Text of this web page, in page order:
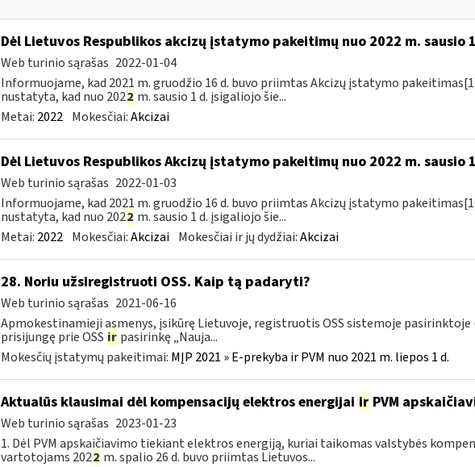
Dėl Lietuvos Respublikos akcizų įstatymo pakeitimų nuo 2022 m. sausio
Web turinio sąrašas 2022-01-04
Informuojame, kad 2021 m. gruodžio 16 d. buvo priimtas Akcizų įstatymo
nustatyta, kad nuo 2022 m. sausio 1 d. įsigaliojo šie...
Metai: 2022 Mokesčiai:Akcizai
Dėl Lietuvos Respublikos Akcizų įstatymo pakeitimų nuo 2022 m. sausio
Web turinio sąrašas 2022-01-03
Informuojame, kad 2021 m. gruodžio 16 d. buvo priimtas Akcizų įstatymo
nustatyta, kad nuo 2022 m. sausio 1 d. įsigaliojo šie...
Metai: 2022 Mokesčiai:Akcizai Mokesčiai ir jų dydžiai:Akcizai
28. Noriu užsiregistruoti OSS. Kaip tą padaryti?
Web turinio sąrašas 2021-06-16
Apmokestinamieji asmenys, įsikūrę Lietuvoje, registruotis OSS sistemoje
prisijungę prie OSS ir pasirinkę „Nauja...
Mokesčių įstatymų pakeitimai: MĮP 2021 » E-prekyba ir PVM nuo 2021 m. liepos 1 d.
Aktualūs klausimai dėl kompensacijų elektros energijai irPVM
Web turinio sąrašas 2023-01-23
1. Dėl PVM apskaičiavimo tiekiant elektros energiją, kuriai taikomas valstybės
vartotojams 2022 m. spalio 26 d. buvo priimtas Lietuvos...